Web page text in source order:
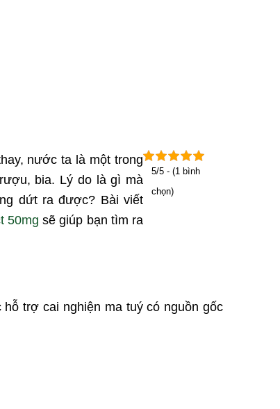
5/5 - (1 bình
chọn)
nước ta là một trong
bia. Lý do là gì mà
dứt ra được? Bài viết
50mg sẽ giúp bạn tìm ra
trợ cai nghiện ma tuý có nguồn gốc